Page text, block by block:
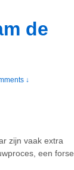
de
↓
zijn vaak extra
een forse